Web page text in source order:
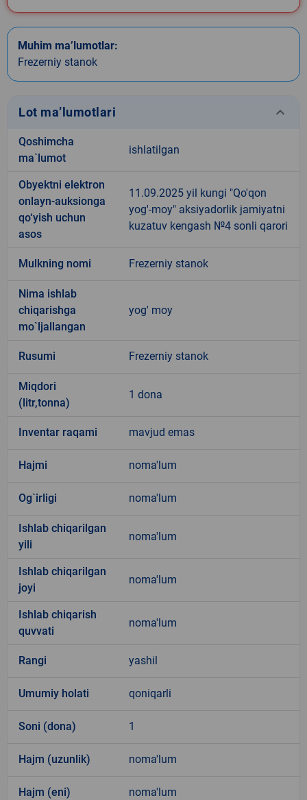
Muhim ma’lumotlar:
Frezerniy stanok
Lot ma’lumotlari keyboard_arrow_down
Qoshimcha
ma`lumot
ishlatilgan
Obyektni elektron
onlayn-auksionga
qo‘yish uchun
asos
11.09.2025 yil kungi "Qo'qon
yog'-moy" aksiyadorlik jamiyatni
kuzatuv kengash №4 sonli qarori
Mulkning nomi Frezerniy stanok
Nima ishlab
chiqarishga
mo`ljallangan
yog' moy
Rusumi Frezerniy stanok
Miqdori
(litr,tonna)
1 dona
Inventar raqami mavjud emas
Hajmi noma'lum
Og`irligi noma'lum
Ishlab chiqarilgan
yili
noma'lum
Ishlab chiqarilgan
joyi
noma'lum
Ishlab chiqarish
quvvati
noma'lum
Rangi yashil
Umumiy holati qoniqarli
Soni (dona) 1
Hajm (uzunlik) noma'lum
Hajm (eni) noma'lum